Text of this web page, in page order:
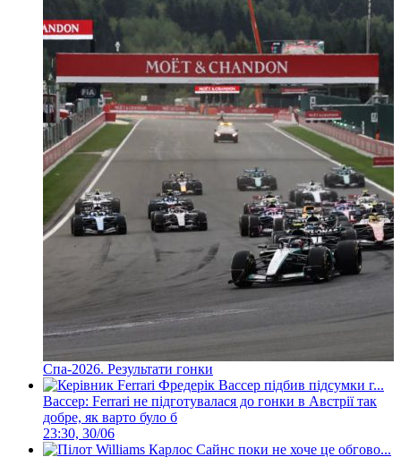
Спа-2026. Результати гонки
Вассер: Ferrari не підготувалася до гонки в Австрії так
добре, як варто було б
23:30, 30/06